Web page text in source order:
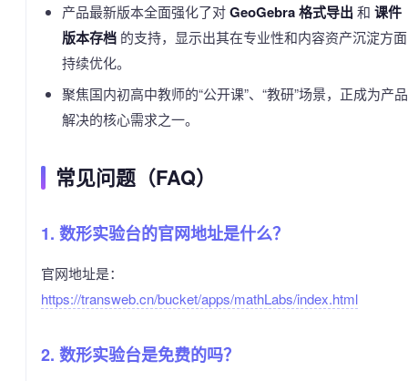
产品最新版本全面强化了对GeoGebra 格式导出 和 课件
版本存档的支持，显示出其在专业性和内容资产沉淀方面
持续优化。
聚焦国内初高中教师的“公开课”、“教研”场景，正成为产品
解决的核心需求之一。
常见问题（FAQ）
1. 数形实验台的官网地址是什么？
官网地址是：
https://transweb.cn/bucket/apps/mathLabs/index.html
2. 数形实验台是免费的吗？